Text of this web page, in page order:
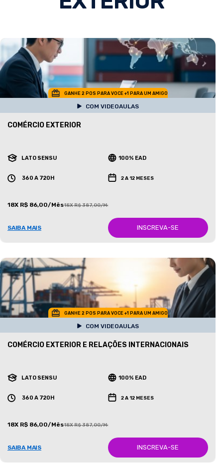
GANHE 2 POS PARA VOCE +1 PARA UM AMIGO
COM VIDEOAULAS
COMÉRCIO EXTERIOR
LATO SENSU 100% EAD
360 A 720H 2 A 12 MESES
18X R$ 86,00/Mês18X R$ 387,00/Mês
SAIBA MAIS INSCREVA-SE
GANHE 2 POS PARA VOCE +1 PARA UM AMIGO
COM VIDEOAULAS
COMÉRCIO EXTERIOR E RELAÇÕES INTERNACIONAIS
LATO SENSU 100% EAD
360 A 720H 2 A 12 MESES
18X R$ 86,00/Mês18X R$ 387,00/Mês
SAIBA MAIS INSCREVA-SE